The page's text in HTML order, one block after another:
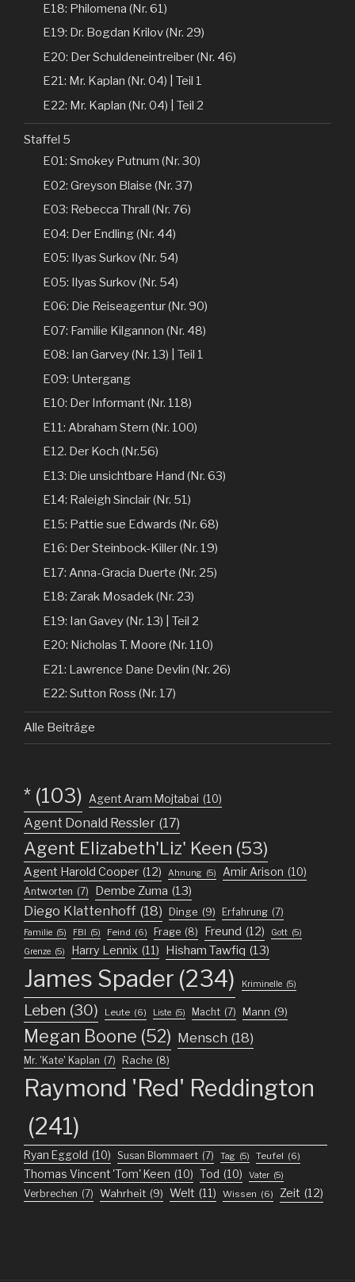
E18: Philomena (Nr. 61)
E19: Dr. Bogdan Krilov (Nr. 29)
E20: Der Schuldeneintreiber (Nr. 46)
E21: Mr. Kaplan (Nr. 04) | Teil 1
E22: Mr. Kaplan (Nr. 04) | Teil 2
Staffel 5
E01: Smokey Putnum (Nr. 30)
E02: Greyson Blaise (Nr. 37)
E03: Rebecca Thrall (Nr. 76)
E04: Der Endling (Nr. 44)
E05: Ilyas Surkov (Nr. 54)
E05: Ilyas Surkov (Nr. 54)
E06: Die Reiseagentur (Nr. 90)
E07: Familie Kilgannon (Nr. 48)
E08: Ian Garvey (Nr. 13) | Teil 1
E09: Untergang
E10: Der Informant (Nr. 118)
E11: Abraham Stern (Nr. 100)
E12. Der Koch (Nr.56)
E13: Die unsichtbare Hand (Nr. 63)
E14: Raleigh Sinclair (Nr. 51)
E15: Pattie sue Edwards (Nr. 68)
E16: Der Steinbock-Killer (Nr. 19)
E17: Anna-Gracia Duerte (Nr. 25)
E18: Zarak Mosadek (Nr. 23)
E19: Ian Gavey (Nr. 13) | Teil 2
E20: Nicholas T. Moore (Nr. 110)
E21: Lawrence Dane Devlin (Nr. 26)
E22: Sutton Ross (Nr. 17)
Alle Beiträge
* (103) Agent Aram Mojtabai (10)
Agent Donald Ressler (17)
Agent Elizabeth'Liz' Keen (53)
Agent Harold Cooper (12) Ahnung (5) Amir Arison (10)
Antworten (7) Dembe Zuma (13)
Diego Klattenhoff (18) Dinge (9) Erfahrung (7)
Familie (5) FBI (5) Feind (6) Frage (8) Freund (12) Gott (5)
Grenze (5) Harry Lennix (11) Hisham Tawfiq (13)
James Spader (234) Kriminelle (5)
Leben (30) Leute (6) Liste (5) Macht (7) Mann (9)
Megan Boone (52) Mensch (18)
Mr. 'Kate' Kaplan (7) Rache (8)
Raymond 'Red' Reddington
(241)
Ryan Eggold (10) Susan Blommaert (7) Tag (5) Teufel (6)
Thomas Vincent 'Tom' Keen (10) Tod (10) Vater (5)
Verbrechen (7) Wahrheit (9) Welt (11) Wissen (6) Zeit (12)